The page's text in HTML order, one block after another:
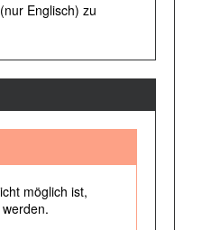
Englisch) zu
möglich ist,